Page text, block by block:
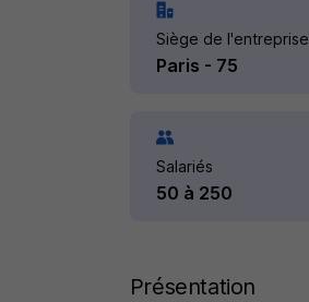
Siège de l'entreprise
Paris - 75
Salariés
50 à 250
Présentation